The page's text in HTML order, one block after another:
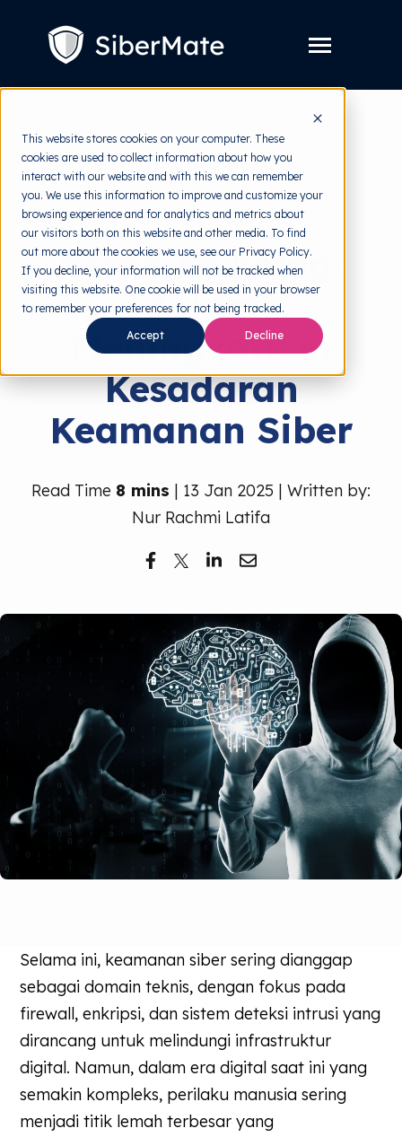
This website stores cookies on your computer. These
cookies are used to collect information about how you
interact with our website and with this we can remember
you. We use this information to improve and customize your
browsing experience and for analytics and metrics about
our visitors both on this website and other media. To find
out more about the cookies we use, see our Privacy Policy.
If you decline, your information will not be tracked when
visiting this website. One cookie will be used in your browser
to remember your preferences for not being tracked.
Accept Decline
Toggle
Layanan
children
for
Layanan
Harga
Resources
children
for
Resources
Tools Gratis
children
for
Tools
Gratis
Tentang
Coba Gratis
back to HRMI
Ilmu Perilaku
Peran Psikologi
dalam
Meningkatkan
Kesadaran
Keamanan Siber
Read Time 8 mins | 13 Jan 2025 | Written by:
Nur Rachmi Latifa
Selama ini, keamanan siber sering dianggap
sebagai domain teknis, dengan fokus pada
firewall, enkripsi, dan sistem deteksi intrusi yang
dirancang untuk melindungi infrastruktur
digital. Namun, dalam era digital saat ini yang
semakin kompleks, perilaku manusia sering
menjadi titik lemah terbesar yang